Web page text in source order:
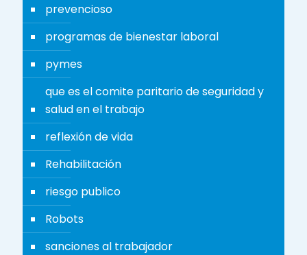
prevencioso
programas de bienestar laboral
pymes
que es el comite paritario de seguridad y
salud en el trabajo
reflexión de vida
Rehabilitación
riesgo publico
Robots
sanciones al trabajador